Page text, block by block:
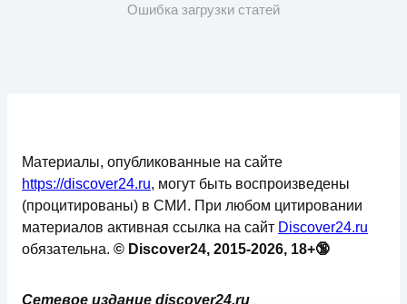
Ошибка загрузки статей
Сетевое издание discover24.ru
Материалы, опубликованные на сайте
https://discover24.ru, могут быть воспроизведены
(процитированы) в СМИ. При любом цитировании
материалов активная ссылка на сайт Discover24.ru
обязательна. © Discover24, 2015-2026, 18+🔞